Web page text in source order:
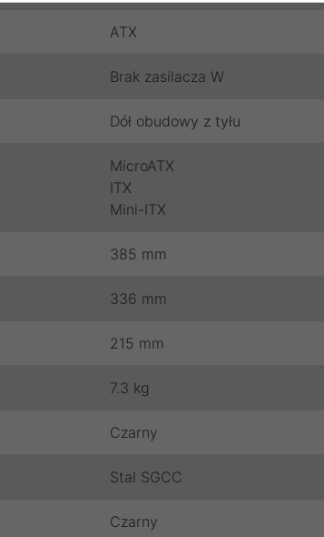
ATX
Brak zasilacza W
Dół obudowy z tyłu
MicroATX
ITX
Mini-ITX
385 mm
336 mm
215 mm
7.3 kg
Czarny
Stal SGCC
Czarny